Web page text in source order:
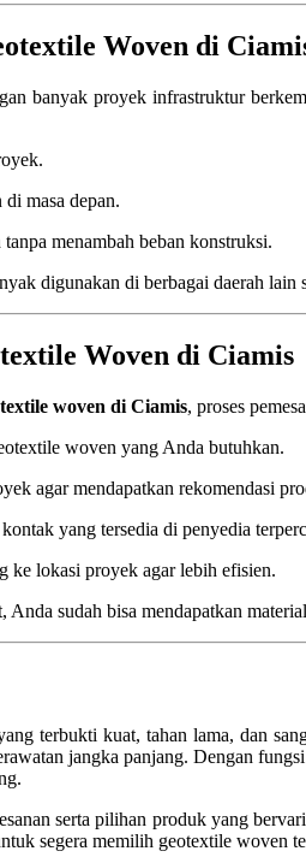
Woven di
banyak proyek infrastruktur
masa depan.
menambah beban konstruksi.
digunakan di berbagai daerah lain
Woven di Ciamis
woven di Ciamis, proses
woven yang Anda butuhkan.
agar mendapatkan rekomendasi
yang tersedia di penyedia
ke lokasi proyek agar lebih efisien.
Anda sudah bisa mendapatkan
terbukti kuat, tahan lama, dan
jangka panjang. Dengan
serta pilihan produk yang
segera memilih geotextile woven